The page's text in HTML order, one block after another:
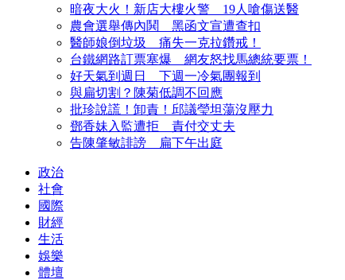
暗夜大火！新店大樓火警 19人嗆傷送醫
農會選舉傳內鬨 黑函文宣遭查扣
醫師娘倒垃圾 痛失一克拉鑽戒！
台鐵網路訂票塞爆 網友怒找馬總統要票！
好天氣到週日 下週一冷氣團報到
與扁切割？陳菊低調不回應
批珍說謊！卸責！邱議瑩坦蕩沒壓力
鄧香妹入監遭拒 責付交丈夫
告陳肇敏誹謗 扁下午出庭
政治
社會
國際
財經
生活
娛樂
體壇